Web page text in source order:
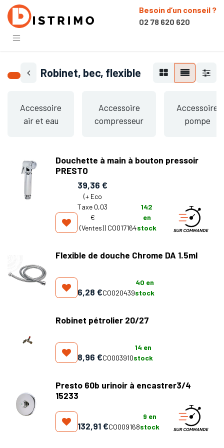
Besoin d’un conseil ?
02 78 620 620
Robinet, bec, flexible
Accessoire
air et eau
Accessoire
compresseur
Accessoire
pompe
Douchette à main à bouton pressoir
PRESTO
39,36 €
(+ Eco
Taxe 0,03
€
(Ventes)) CO017164
142
en
stock
Flexible de douche Chrome DA 1.5ml
6,28 €CO020439
40 en
stock
Robinet pétrolier 20/27
8,96 €CO003910
14 en
stock
Presto 60b urinoir à encastrer3/4
15233
132,91€CO009168
9 en
stock